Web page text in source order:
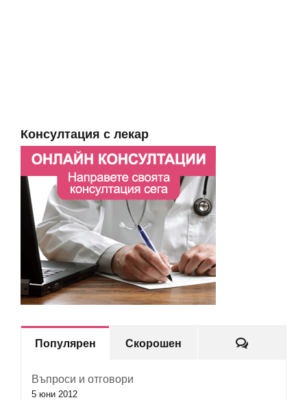
Консултация с лекар
Популярен Скорошен Коментари
Въпроси и отговори
5 юни 2012